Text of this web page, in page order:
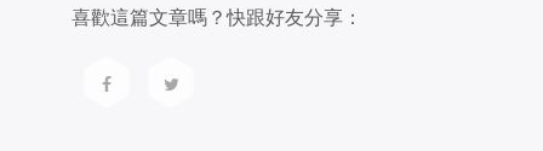
喜歡這篇文章嗎？快跟好友分享：